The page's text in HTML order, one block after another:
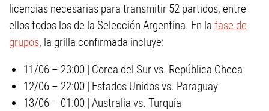
licencias necesarias para transmitir 52 partidos, entre
ellos todos los de la Selección Argentina. En la fase de
grupos, la grilla confirmada incluye:
11/06 – 23:00 | Corea del Sur vs. República Checa
12/06 – 22:00 | Estados Unidos vs. Paraguay
13/06 – 01:00 | Australia vs. Turquía